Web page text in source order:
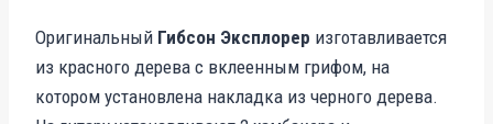
Оригинальный Гибсон Эксплорер изготавливается
из красного дерева с вклеенным грифом, на
котором установлена накладка из черного дерева.